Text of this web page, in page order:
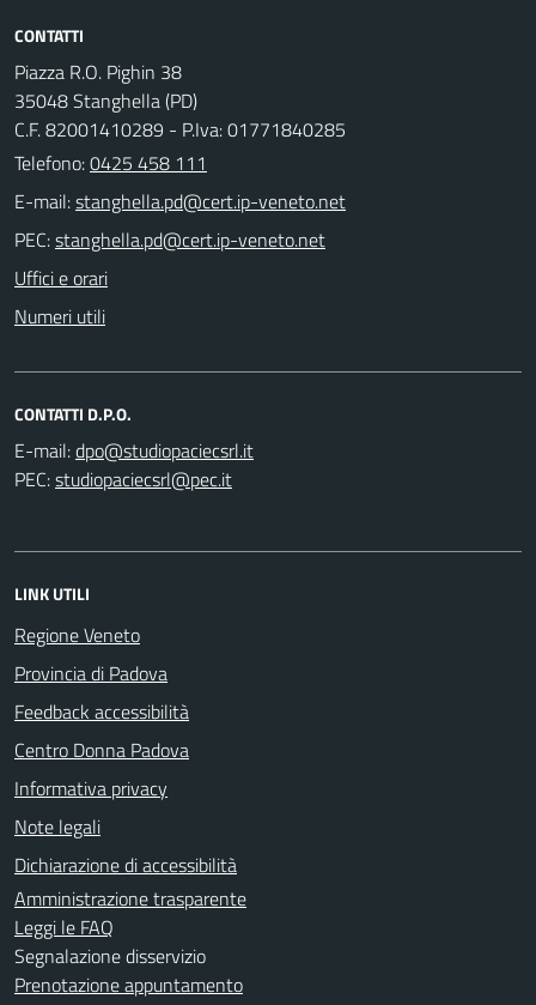
CONTATTI
Piazza R.O. Pighin 38
35048 Stanghella (PD)
C.F. 82001410289 - P.Iva: 01771840285
Telefono:0425 458 111
E-mail:
PEC:
Uffici e orari
Numeri utili
CONTATTI D.P.O.
E-mail:
PEC:
LINK UTILI
Regione Veneto
Provincia di Padova
Feedback accessibilità
Centro Donna Padova
Informativa privacy
Note legali
Dichiarazione di accessibilità
Amministrazione trasparente
Leggi le FAQ
Segnalazione disservizio
Prenotazione appuntamento